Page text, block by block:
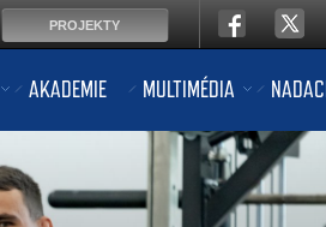
AKADEMIE MULTIMÉDIA
PROJEKTY